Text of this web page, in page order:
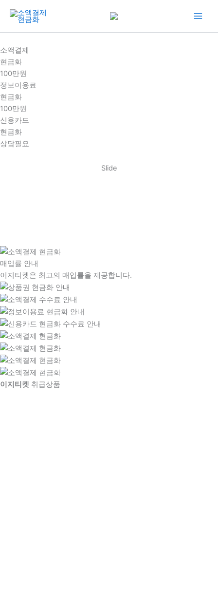
건
너
뛰
기
소액결제
현금화
100만원
정보이용료
현금화
100만원
신용카드
현금화
상담필요
Slide
매입률 안내
이지티켓은 최고의 매입률을 제공합니다.
이지티켓 취급상품